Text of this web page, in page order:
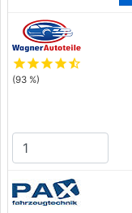
starstarstarstarstar_half
(93 %)